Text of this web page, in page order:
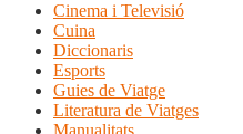
Cinema i Televisió
Cuina
Diccionaris
Esports
Guies de Viatge
Literatura de Viatges
Manualitats